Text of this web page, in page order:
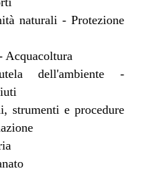
naturali - Protezione
Acquacoltura
dell'ambiente -
strumenti e procedure